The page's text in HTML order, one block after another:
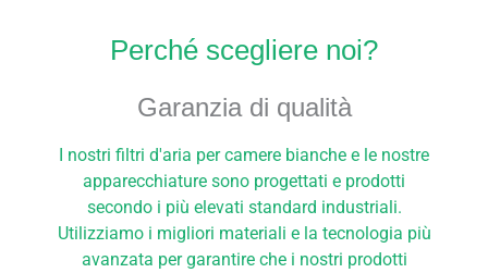
Perché scegliere noi?
Garanzia di qualità
I nostri filtri d'aria per camere bianche e le nostre
apparecchiature sono progettati e prodotti
secondo i più elevati standard industriali.
Utilizziamo i migliori materiali e la tecnologia più
avanzata per garantire che i nostri prodotti